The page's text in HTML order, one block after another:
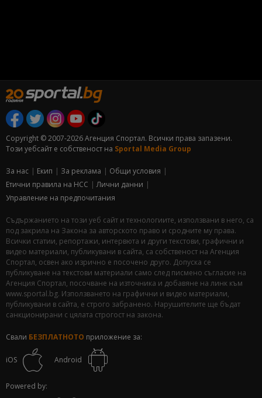
Copyright © 2007-2026 Агенция Спортал. Всички права запазени.
Този уебсайт е собственост на Sportal Media Group
За нас Екип За рекламa
Общи условия
Етични правила на НСС
Лични данни
Управление на предпочитания
Съдържанието на този уеб сайт и технологиите, използвани в него, са
под закрила на Закона за авторското право и сродните му права.
Всички статии, репортажи, интервюта и други текстови, графични и
видео материали, публикувани в сайта, са собственост на Агенция
Спортал, освен ако изрично е посочено друго. Допуска се
публикуване на текстови материали само след писмено съгласие на
Агенция Спортал, посочване на източника и добавяне на линк към
www.sportal.bg. Използването на графични и видео материали,
публикувани в сайта, е строго забранено. Нарушителите ще бъдат
санкционирани с цялата строгост на закона.
Свали БЕЗПЛАТНОТО приложение за:
iOS Android
Powered by: